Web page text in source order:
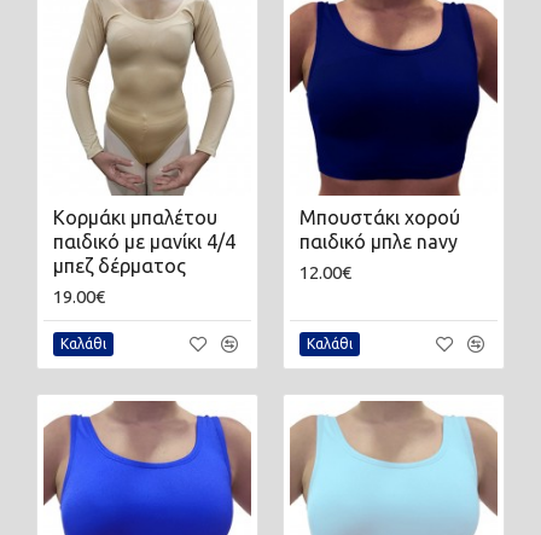
Κορμάκι μπαλέτου
παιδικό με μανίκι 4/4
μπεζ δέρματος
19.00€
Καλάθι
Μπουστάκι χορού
παιδικό μπλε navy
12.00€
Καλάθι